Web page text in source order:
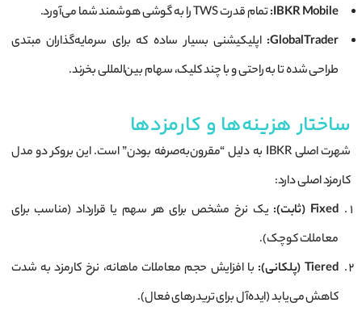
IBKR Mobile: تمام قدرت TWS را به گوشی هوشمند شما می‌آورد.
GlobalTrader: اپلیکیشنی بسیار ساده که برای سرمایه‌گذاران مبتدی
طراحی شده تا به راحتی و با چند کلیک، سهام بین‌المللی بخرند.
ساختار هزینه‌ها و کارمزدها
شهرت اصلی IBKR به دلیل “مقرون‌به‌صرفه بودن” است. این بروکر دو مدل
کارمزد اصلی دارد:
Fixed (ثابت):
یک نرخ مشخص برای هر سهم یا قرارداد (مناسب برای
معاملات کوچک).
Tiered (پلکانی):
با افزایش حجم معاملات ماهانه، نرخ کارمزد به شدت
کاهش می‌یابد (ایده‌آل برای تریدرهای فعال).